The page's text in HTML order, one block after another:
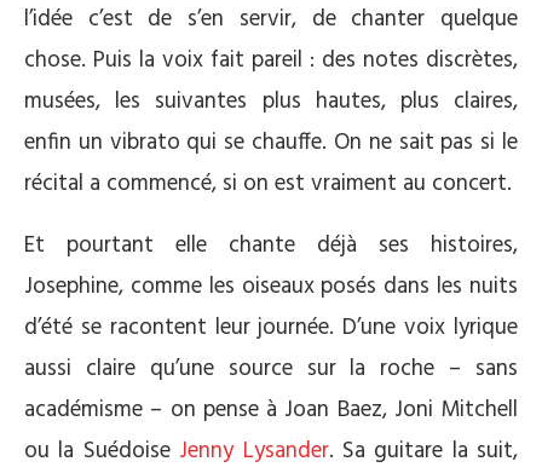
l’idée c’est de s’en servir, de chanter quelque
chose. Puis la voix fait pareil : des notes discrètes,
musées, les suivantes plus hautes, plus claires,
enfin un vibrato qui se chauffe. On ne sait pas si le
récital a commencé, si on est vraiment au concert.
Et pourtant elle chante déjà ses histoires,
Josephine, comme les oiseaux posés dans les nuits
d’été se racontent leur journée. D’une voix lyrique
aussi claire qu’une source sur la roche – sans
académisme – on pense à Joan Baez, Joni Mitchell
ou la Suédoise Jenny Lysander. Sa guitare la suit,